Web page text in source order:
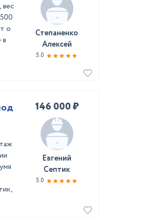
о
Степаненко
Алексей
5.0
146 000 ₽
Евгений
Септик
5.0